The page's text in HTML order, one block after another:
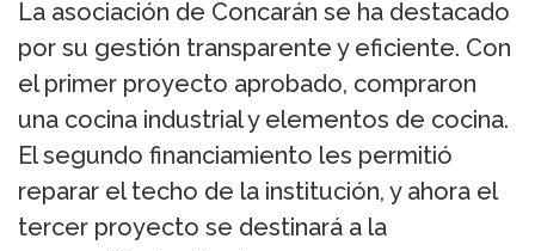
La asociación de Concarán se ha destacado
por su gestión transparente y eficiente. Con
el primer proyecto aprobado, compraron
una cocina industrial y elementos de cocina.
El segundo financiamiento les permitió
reparar el techo de la institución, y ahora el
tercer proyecto se destinará a la